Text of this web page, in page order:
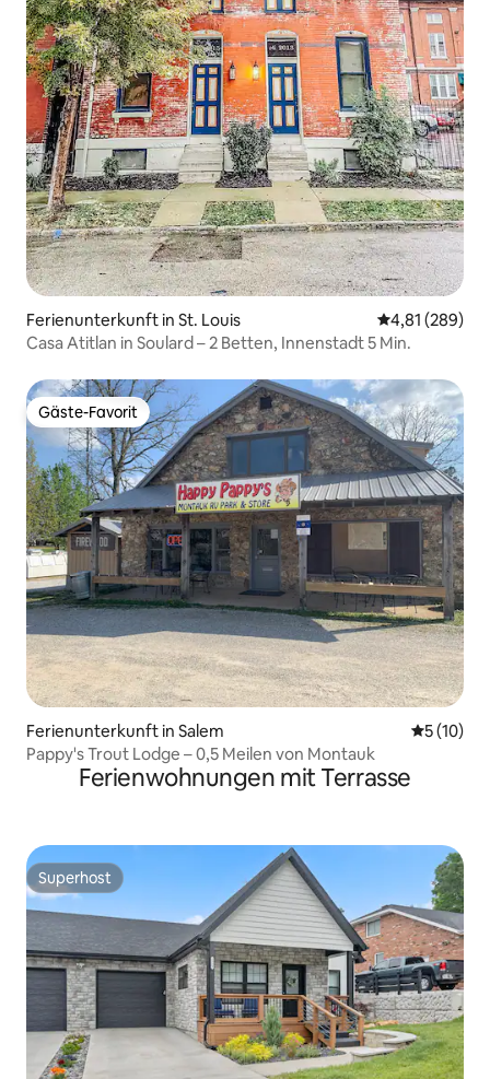
Ferienunterkunft in St. Louis
4,81 (289)
Casa Atitlan in Soulard – 2 Betten, Innenstadt 5 Min.
Gäste-Favorit
Gäste-Favorit
Ferienunterkunft in Salem
5 (10)
Pappy's Trout Lodge – 0,5 Meilen von Montauk
Ferienwohnungen mit Terrasse
Superhost
Superhost